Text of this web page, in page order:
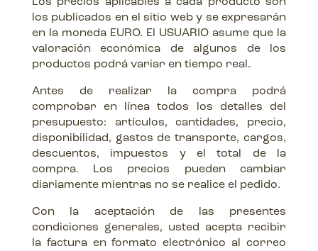
los publicados en el sitio web y se expresarán
en la moneda EURO. El USUARIO asume que la
valoración económica de algunos de los
productos podrá variar en tiempo real.
Antes de realizar la compra podrá
comprobar en línea todos los detalles del
presupuesto: artículos, cantidades, precio,
disponibilidad, gastos de transporte, cargos,
descuentos, impuestos y el total de la
compra. Los precios pueden cambiar
diariamente mientras no se realice el pedido.
Con la aceptación de las presentes
condiciones generales, usted acepta recibir
la factura en formato electrónico al correo